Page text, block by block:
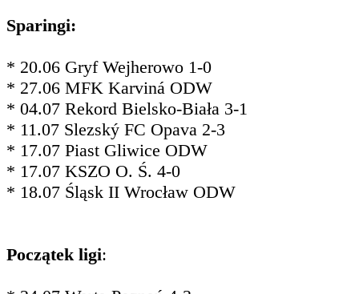
Sparingi:
* 20.06 Gryf Wejherowo 1-0
* 27.06 MFK Karviná ODW
* 04.07 Rekord Bielsko-Biała 3-1
* 11.07 Slezský FC Opava 2-3
* 17.07 Piast Gliwice ODW
* 17.07 KSZO O. Ś. 4-0
* 18.07 Śląsk II Wrocław ODW
Początek ligi: